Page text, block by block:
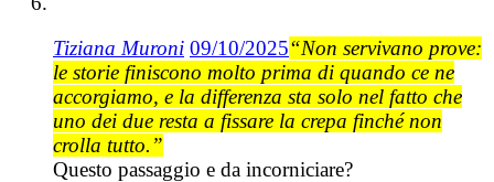
Tiziana Muroni 09/10/2025“Non servivano prove:
le storie finiscono molto prima di quando ce ne
accorgiamo, e la differenza sta solo nel fatto che
uno dei due resta a fissare la crepa finché non
crolla tutto.”
Questo passaggio e da incorniciare?